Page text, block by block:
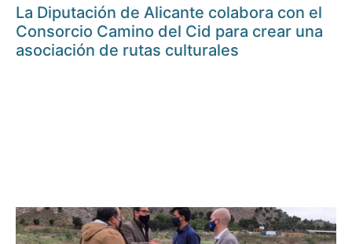
La Diputación de Alicante colabora con el
Consorcio Camino del Cid para crear una
asociación de rutas culturales